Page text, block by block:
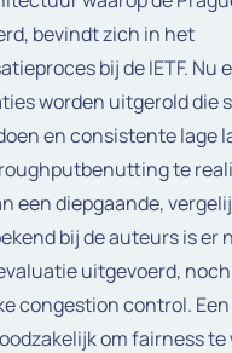
bevindt zich in het
bij de IETF. Nu
worden uitgerold die
en consistente lage
te
een diepgaande,
bij de auteurs is er
uitgevoerd,
congestion control.
om fairness